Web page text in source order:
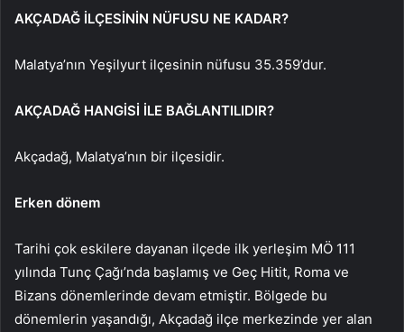
AKÇADAĞ İLÇESİNİN NÜFUSU NE KADAR?
Malatya’nın Yeşilyurt ilçesinin nüfusu 35.359’dur.
AKÇADAĞ HANGİSİ İLE BAĞLANTILIDIR?
Akçadağ, Malatya’nın bir ilçesidir.
Erken dönem
Tarihi çok eskilere dayanan ilçede ilk yerleşim MÖ 111
yılında Tunç Çağı’nda başlamış ve Geç Hitit, Roma ve
Bizans dönemlerinde devam etmiştir. Bölgede bu
dönemlerin yaşandığı, Akçadağ ilçe merkezinde yer alan